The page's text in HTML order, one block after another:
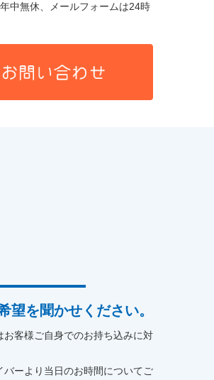
中無休、メールフォームは24時
望を聞かせください。
客様ご自身でのお持ち込みに対
ーより当日のお時間についてご